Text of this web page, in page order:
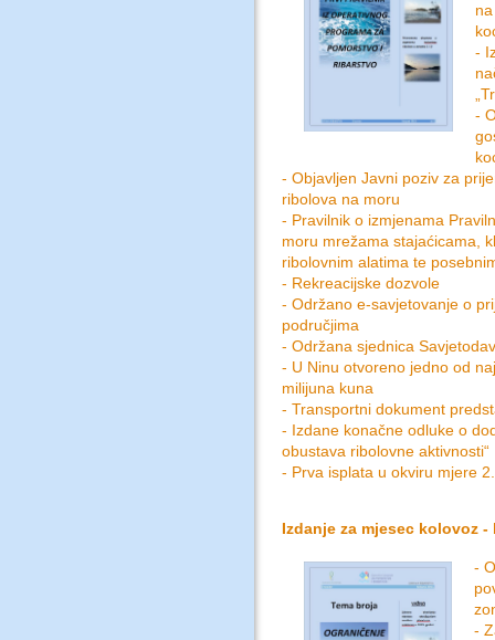
-
-
- Objavljen Javni poziv za
ribolova na moru
- Pravilnik o izmjenama
moru mrežama stajaćicama,
ribolovnim alatima te
- Rekreacijske dozvole
- Održano e-savjetovanje o
područjima
- Održana sjednica
- U Ninu otvoreno jedno od
milijuna kuna
- Transportni dokument
- Izdane konačne odluke o
obustava ribolovne aktivnosti“
- Prva isplata u okviru mjere
Izdanje za mjesec kolovoz -
-
-